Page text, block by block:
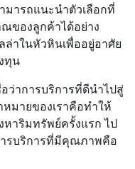
มารถแนะนำตัวเลือกที่
ของลูกค้าได้อย่าง
ล่าในหัวหินเพื่ออยู่อาศัย
ทุน
ว่าการบริการที่ดีนำไปสู่
มายของเราคือทำให้
าริมทรัพย์ครั้งแรก ไป
รบริการที่มีคุณภาพคือ